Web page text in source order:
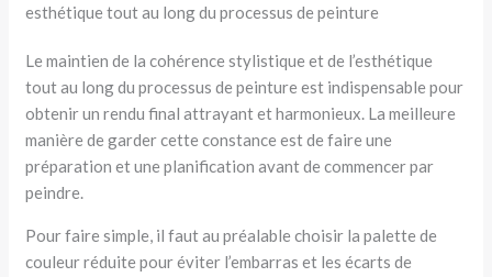
esthétique tout au long du processus de peinture
Le maintien de la cohérence stylistique et de l’esthétique
tout au long du processus de peinture est indispensable pour
obtenir un rendu final attrayant et harmonieux. La meilleure
manière de garder cette constance est de faire une
préparation et une planification avant de commencer par
peindre.
Pour faire simple, il faut au préalable choisir la palette de
couleur réduite pour éviter l’embarras et les écarts de